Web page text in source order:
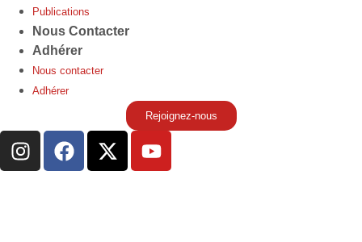
Publications
Nous Contacter
Adhérer
Nous contacter
Adhérer
Rejoignez-nous